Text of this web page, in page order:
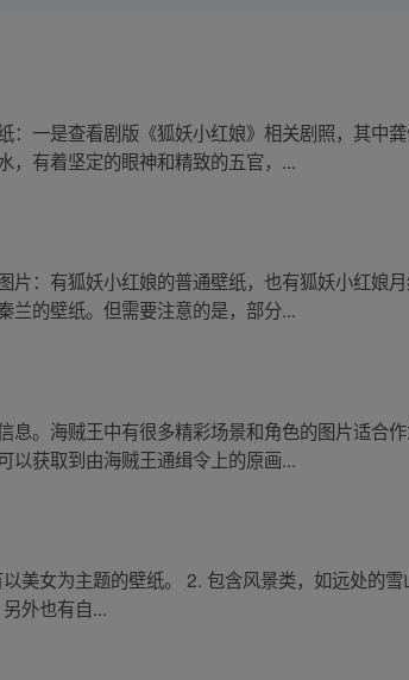
：一是查看剧版《狐妖小红娘》相关剧照，其中
，有着坚定的眼神和精致的五官，...
片：有狐妖小红娘的普通壁纸，也有狐妖小红娘
兰的壁纸。但需要注意的是，部分...
息。海贼王中有很多精彩场景和角色的图片适合
以获取到由海贼王通缉令上的原画...
美女为主题的壁纸。 2. 包含风景类，如远处的
外也有自...